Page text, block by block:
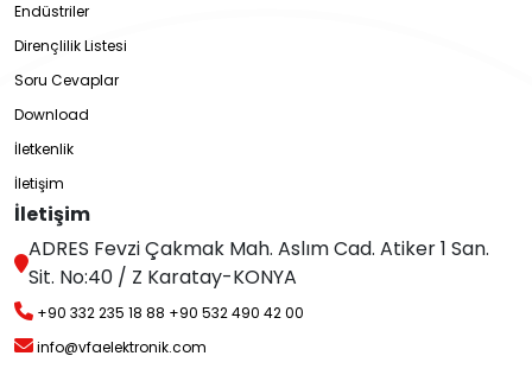
Endüstriler
Dirençlilik Listesi
Soru Cevaplar
Download
İletkenlik
İletişim
İletişim
ADRES Fevzi Çakmak Mah. Aslım Cad. Atiker 1 San.
Sit. No:40 / Z Karatay-KONYA
+90 332 235 18 88 +90 532 490 42 00
info@vfaelektronik.com